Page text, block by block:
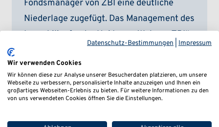
Fondsmanager von ZBI eine deutliche
Niederlage zugefügt. Das Management des
Immobilienfonds „Uni Immo Wohnen ZBI“
weiterlesen
Datenschutz-Bestimmungen Impressum
Wir verwenden Cookies
Wir können diese zur Analyse unserer Besucherdaten platzieren, um unsere
Webseite zu verbessern, personalisierte Inhalte anzuzeigen und Ihnen ein
großartiges Webseiten-Erlebnis zu bieten. Für weitere Informationen zu den
von uns verwendeten Cookies öffnen Sie die Einstellungen.